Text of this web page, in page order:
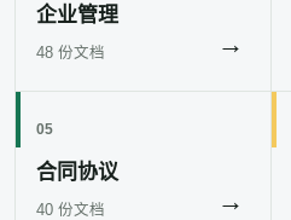
企业管理
48 份文档 →
05
合同协议
40 份文档 →